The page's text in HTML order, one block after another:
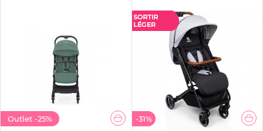
Outlet -25% -31%